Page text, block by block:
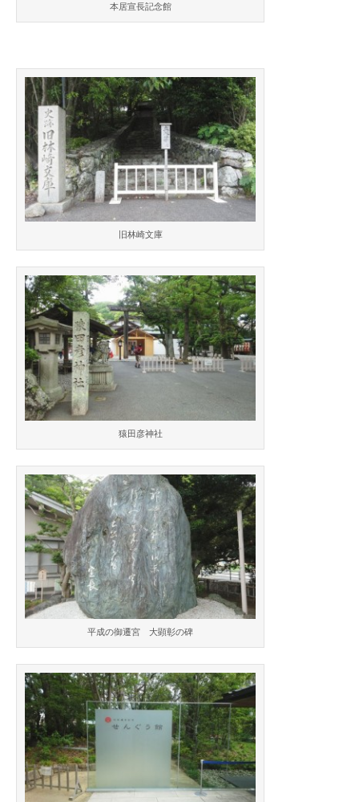
本居宣長記念館
旧林崎文庫
猿田彦神社
平成の御遷宮 大顕彰の碑